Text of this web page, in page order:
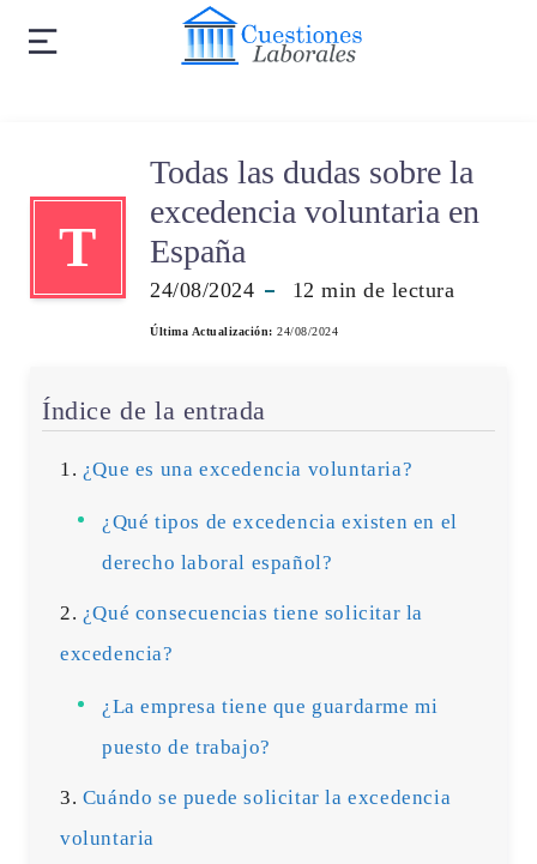
T
Todas las dudas sobre la
excedencia voluntaria en
España
24/08/2024 12 min de lectura
Última Actualización: 24/08/2024
Índice de la entrada
¿Que es una excedencia voluntaria?
¿Qué tipos de excedencia existen en el
derecho laboral español?
¿Qué consecuencias tiene solicitar la
excedencia?
¿La empresa tiene que guardarme mi
puesto de trabajo?
Cuándo se puede solicitar la excedencia
voluntaria